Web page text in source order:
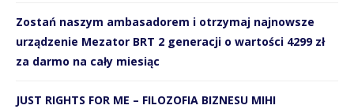
Zostań naszym ambasadorem i otrzymaj najnowsze
urządzenie Mezator BRT 2 generacji o wartości 4299 zł
za darmo na cały miesiąc
JUST RIGHTS FOR ME – FILOZOFIA BIZNESU MIHI